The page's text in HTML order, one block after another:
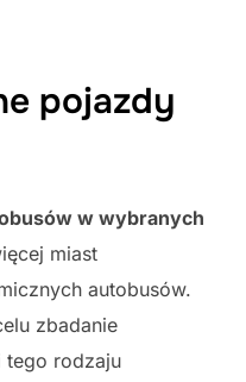
pojazdy
w wybranych
miast
autobusów.
zbadanie
tego rodzaju